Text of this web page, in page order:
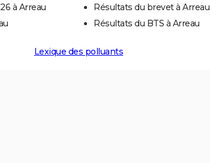
à Arreau
Résultats du brevet à Arreau
Résultats du BTS à Arreau
Lexique des polluants